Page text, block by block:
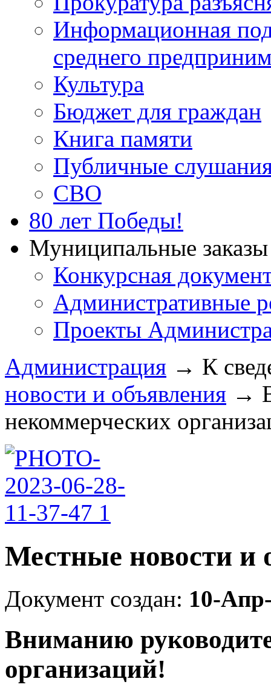
Информационная
среднего
Культура
Бюджет для граждан
Книга памяти
Публичные
СВО
80 лет Победы!
Муниципальные
Конкурсная
Административные
Проекты
Администрация → К
новости и объявления →
некоммерческих
Местные новости и
Документ создан: 10-
Вниманию
организаций!